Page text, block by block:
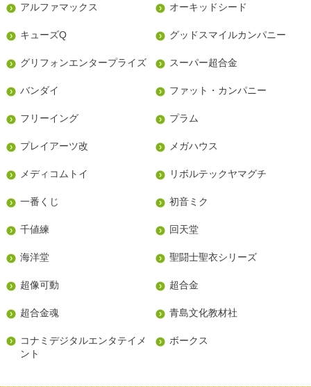
アルファマックス オーキッドシード
キューズQ グッドスマイルカンパニー
グリフォンエンタープライズ スーパー超合金
バンダイ ファット・カンパニー
フリーイング プラム
プレイアーツ改 メガハウス
メディコムトイ リボルテックヤマグチ
一番くじ 初音ミク
千値練 回天堂
海洋堂 聖闘士聖衣シリーズ
超像可動 超合金
超合金魂 青島文化教材社
コナミデジタルエンタテイメ
ント
ボークス